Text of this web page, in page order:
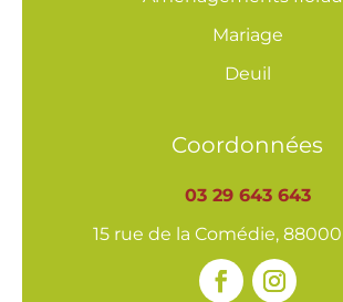
Mariage
Deuil
Coordonnées
03 29 643 643
15 rue de la Comédie, 88000